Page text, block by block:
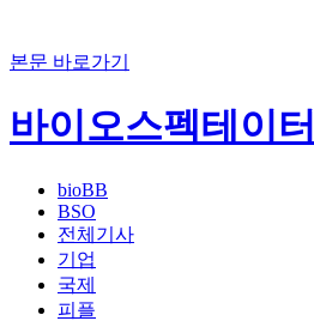
본문 바로가기
바이오스펙테이터
bioBB
BSO
전체기사
기업
국제
피플